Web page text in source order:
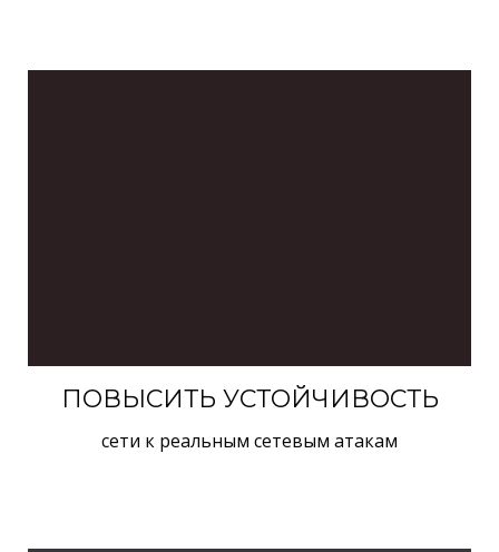
ПОВЫСИТЬ УСТОЙЧИВОСТЬ
сети к реальным сетевым атакам